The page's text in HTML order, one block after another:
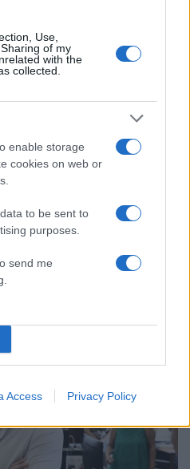
Use,
of my
with the
collected.
enable storage
cookies on web or
to be sent to
purposes.
send me
Access Privacy Policy
Κυβερνητικό
ΕΣΡ με ακροδεξιό